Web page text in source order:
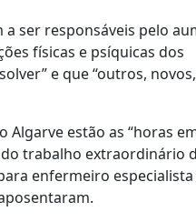
ser responsáveis pelo
físicas e psíquicas dos
e que “outros,
estão as “horas
do trabalho extraordinário
enfermeiro especialista